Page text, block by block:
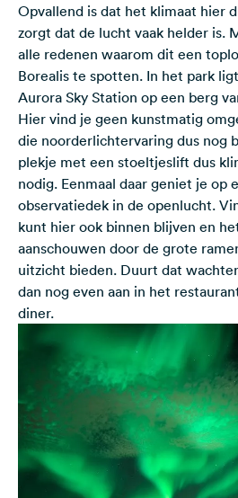
Opvallend is dat het klimaat hier
zorgt dat de lucht vaak helder is.
alle redenen waarom dit een
Borealis te spotten. In het park
Aurora Sky Station op een berg
Hier vind je geen kunstmatig
die noorderlichtervaring dus nog
plekje met een stoeltjeslift dus
nodig. Eenmaal daar geniet je op
observatiedek in de openlucht.
kunt hier ook binnen blijven en
aanschouwen door de grote
uitzicht bieden. Duurt dat
dan nog even aan in het
diner.